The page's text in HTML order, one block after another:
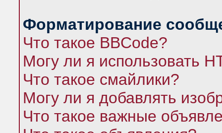
Форматирование
Что такое BBCode?
Могу ли я использовать
Что такое смайлики?
Могу ли я добавлять
Что такое важные